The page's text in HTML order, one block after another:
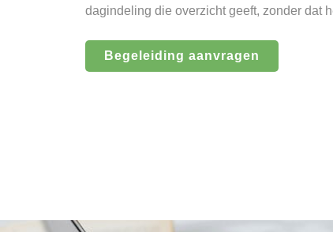
dagindeling die overzicht geeft, zonder dat
Begeleiding aanvragen